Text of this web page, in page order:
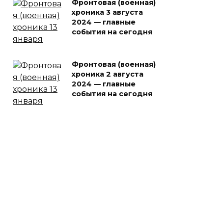
Фронтовая (военная)
хроника 3 августа
2024 — главные
события на сегодня
Фронтовая (военная)
хроника 2 августа
2024 — главные
события на сегодня